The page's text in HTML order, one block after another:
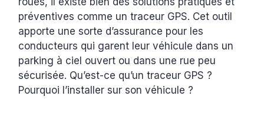
préventives comme un traceur GPS. Cet outil
apporte une sorte d’assurance pour les
conducteurs qui garent leur véhicule dans un
parking à ciel ouvert ou dans une rue peu
sécurisée. Qu’est-ce qu’un traceur GPS ?
Pourquoi l’installer sur son véhicule ?